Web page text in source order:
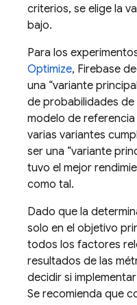
criterios, se elige la
bajo.
Para los
Optimize, Firebase
una “variante
de probabilidades de
modelo de referencia
varias variantes
ser una “variante
tuvo el mejor
como tal.
Dado que la
solo en el objetivo
todos los factores
resultados de las
decidir si
Se recomienda que